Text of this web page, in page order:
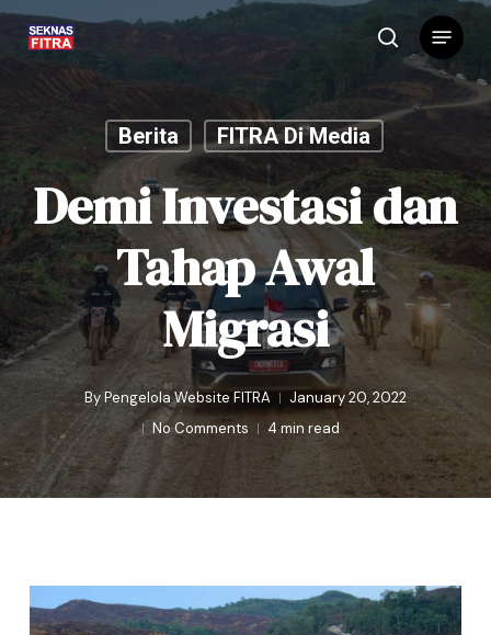
Skip
search
Menu
Berita FITRA Di Media
Demi Investasi dan
Tahap Awal
Migrasi
ByPengelola Website FITRA
January 20, 2022
No Comments
4 min read